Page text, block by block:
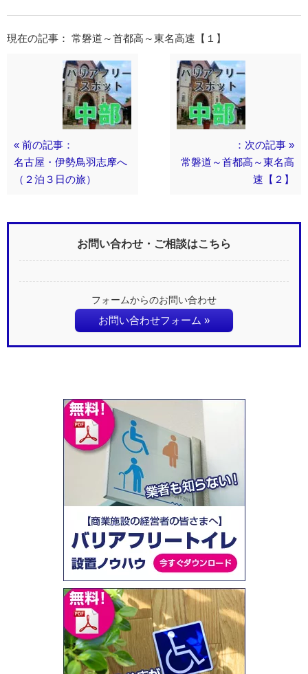
現在の記事： 常磐道～首都高～東名高速【１】
« 前の記事：
名古屋・伊勢鳥羽志摩へ
（２泊３日の旅）
：次の記事 »
常磐道～首都高～東名高
速【２】
お問い合わせ・ご相談はこちら
フォームからのお問い合わせ
お問い合わせフォーム »